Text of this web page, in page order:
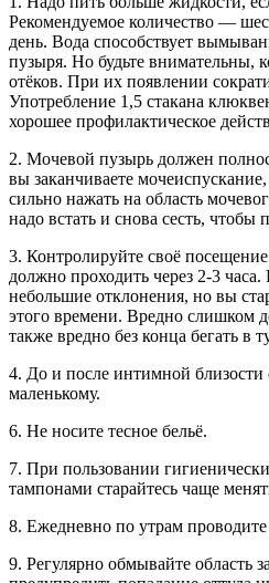
Рекомендуемое количество —
день. Вода способствует
пузыря. Но будьте внимательны,
отёков. При их появлении
Употребление 1,5 стакана
хорошее профилактическое
2. Мочевой пузырь должен
вы заканчиваете
сильно нажать на область
надо встать и снова сесть, чтобы
3. Контролируйте своё
должно проходить через 2-3
небольшие отклонения, но вы
этого времени. Вредно слишком
также вредно без конца бегать в
4. До и после интимной близости
маленькому.
6. Не носите тесное бельё.
7. При пользовании
тампонами старайтесь чаще
8. Ежедневно по утрам проводите
9. Регулярно обмывайте область